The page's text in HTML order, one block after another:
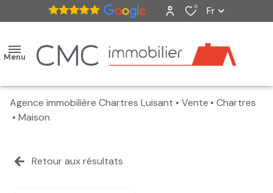
0 Fr
Menu
accueil
Agence immobilière Chartres Luisant Vente
Chartres
Maison
Retour aux résultats